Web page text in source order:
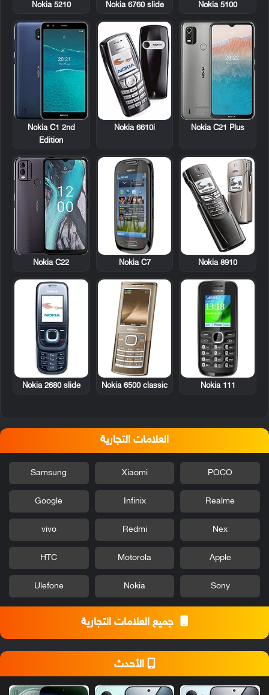
Nokia 5100
Nokia 6760 slide
Nokia 5210
Nokia C21 Plus
Nokia 6610i
Nokia C1 2nd
Edition
Nokia 8910
Nokia C7
Nokia C22
Nokia 111
Nokia 6500 classic
Nokia 2680 slide
العلامات التجارية
POCO
Xiaomi
Samsung
Realme
Infinix
Google
Nex
Redmi
vivo
Apple
Motorola
HTC
Sony
Nokia
Ulefone
جميع العلامات التجارية
الأحدث